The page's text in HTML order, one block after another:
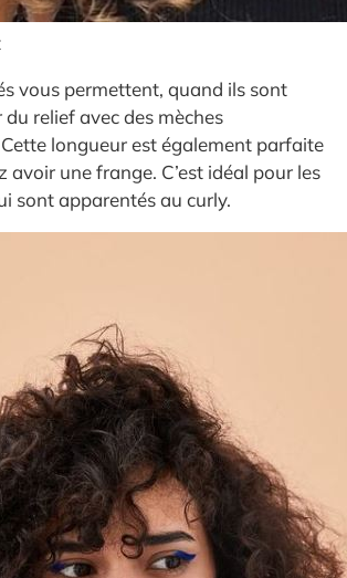
vous permettent, quand ils sont
relief avec des mèches
longueur est également parfaite
avoir une frange. C’est idéal pour les
sont apparentés au curly.